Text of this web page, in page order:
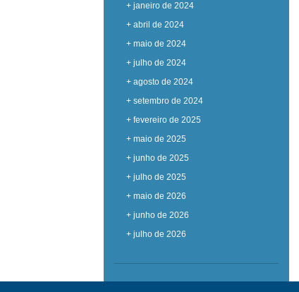
+ janeiro de 2024
+ abril de 2024
+ maio de 2024
+ julho de 2024
+ agosto de 2024
+ setembro de 2024
+ fevereiro de 2025
+ maio de 2025
+ junho de 2025
+ julho de 2025
+ maio de 2026
+ junho de 2026
+ julho de 2026